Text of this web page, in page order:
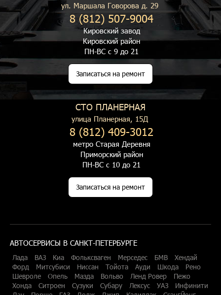
ул. Маршала Говорова д. 29
8 (812) 507-9004
Кировский завод
Кировский район
ПН-ВС с 9 до 21
Записаться на ремонт
СТО ПЛАНЕРНАЯ
улица Планерная, 15Д
8 (812) 409-3012
метро Старая Деревня
Приморский район
ПН-ВС с 10 до 21
Записаться на ремонт
АВТОСЕРВИСЫ В САНКТ-ПЕТЕРБУРГЕ
Лада ВАЗ Киа Фольксваген Мерседес БМВ
Хендай
Форд
Митсубиси Ниссан Тойота Ауди Шкода
Рено
Шевроле
Опель Мазда Вольво Ленд Ровер
Пежо
Хонда
Ситроен Сузуки Субару Лексус УАЗ
Инфинити